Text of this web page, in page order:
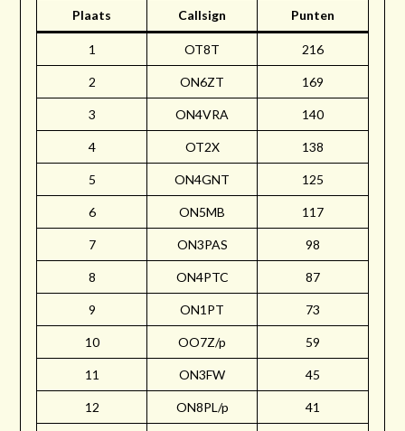
Plaats Callsign Punten
1 OT8T 216
2 ON6ZT 169
3 ON4VRA 140
4 OT2X 138
5 ON4GNT 125
6 ON5MB 117
7 ON3PAS 98
8 ON4PTC 87
9 ON1PT 73
10 OO7Z/p 59
11 ON3FW 45
12 ON8PL/p 41